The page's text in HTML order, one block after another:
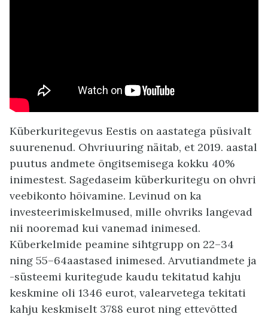
Küberkuritegevus Eestis on aastatega püsivalt
suurenenud. Ohvriuuring näitab, et 2019. aastal
puutus andmete õngitsemisega kokku 40%
inimestest. Sagedaseim küberkuritegu on ohvri
veebikonto hõivamine. Levinud on ka
investeerimiskelmused, mille ohvriks langevad
nii nooremad kui vanemad inimesed.
Küberkelmide peamine sihtgrupp on 22–34
ning 55–64aastased inimesed. Arvutiandmete ja
­-süsteemi kuritegude kaudu tekitatud kahju
keskmine oli 1346 eurot, valearvetega tekitati
kahju keskmiselt 3788 eurot ning ettevõtted